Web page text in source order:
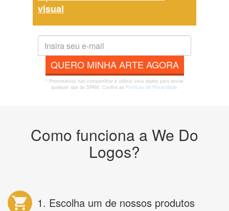
visual
QUERO MINHA ARTE AGORA
* Prometemos não compartilhar e utilizar seus dados para enviar
qualquer tipo de SPAM. Confira as Políticas de Privacidade.
Como funciona a We Do
Logos?
1. Escolha um de nossos produtos